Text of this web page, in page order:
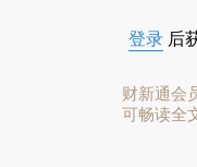
登录 后
财新通会
可畅读全